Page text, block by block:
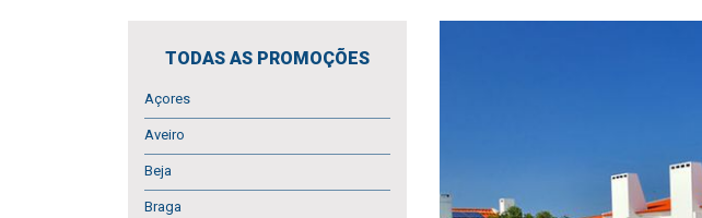
TODAS AS PROMOÇÕES
Açores
Aveiro
Beja
Braga